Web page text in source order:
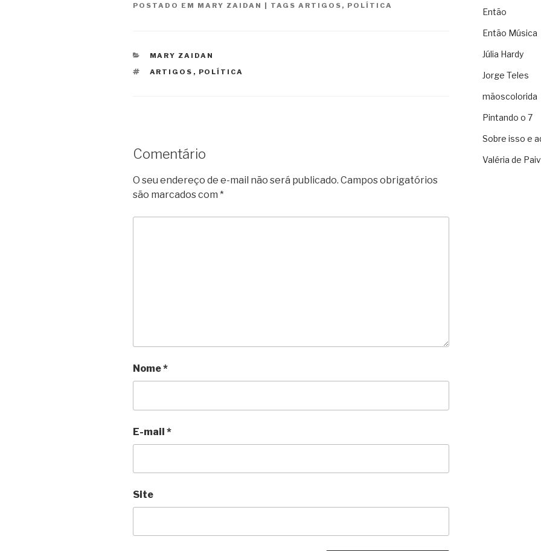
POSTADO EM MARY ZAIDAN | TAGS ARTIGOS , POLÍTICA
CATEGORIAS
MARY ZAIDAN
TAGS
ARTIGOS , POLÍTICA
Comentário
O seu endereço de e-mail não será publicado. Campos obrigatórios
são marcados com *
Nome*
E-mail *
Site
Então
Então Música
Júlia Hardy
Jorge Teles
mãoscolorida
Pintando o 7
Sobre isso e
Valéria de